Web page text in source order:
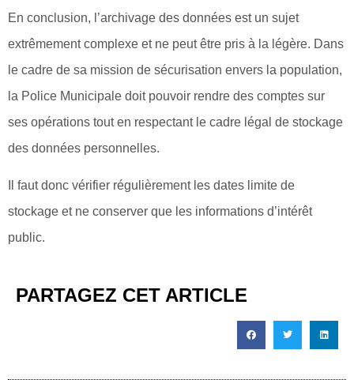
En conclusion, l’archivage des données est un sujet
extrêmement complexe et ne peut être pris à la légère. Dans
le cadre de sa mission de sécurisation envers la population,
la Police Municipale doit pouvoir rendre des comptes sur
ses opérations tout en respectant le cadre légal de stockage
des données personnelles.
Il faut donc vérifier régulièrement les dates limite de
stockage et ne conserver que les informations d’intérêt
public.
PARTAGEZ CET ARTICLE